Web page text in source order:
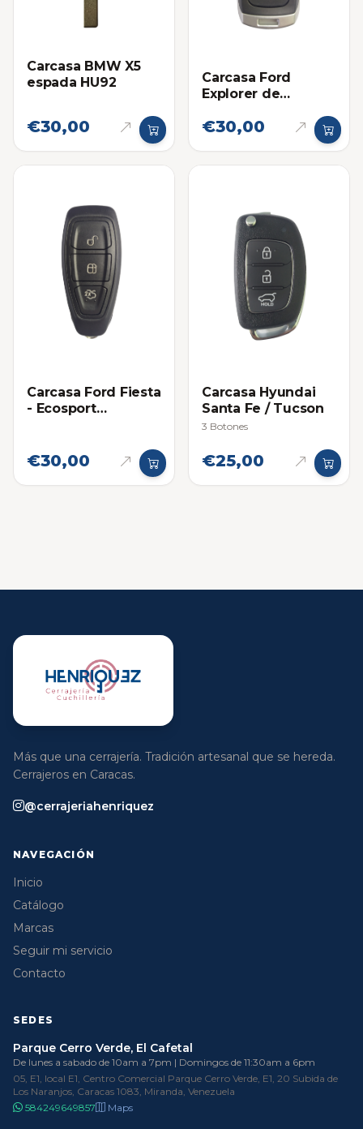
Carcasa BMW X5
espada HU92
€30,00
Carcasa Ford
Explorer de
2015
€30,00
Carcasa Ford Fiesta
- Ecosport
€30,00
Carcasa Hyundai
Santa Fe / Tucson
3 Botones
€25,00
Más que una cerrajería. Tradición artesanal que se hereda.
Cerrajeros en Caracas.
@cerrajeriahenriquez
NAVEGACIÓN
Inicio
Catálogo
Marcas
Seguir mi servicio
Contacto
SEDES
Parque Cerro Verde, El Cafetal
De lunes a sabado de 10am a 7pm | Domingos de 11:30am a 6pm
05, E1, local E1, Centro Comercial Parque Cerro Verde, E1, 20 Subida de
Los Naranjos, Caracas 1083, Miranda, Venezuela
584249649857
Maps